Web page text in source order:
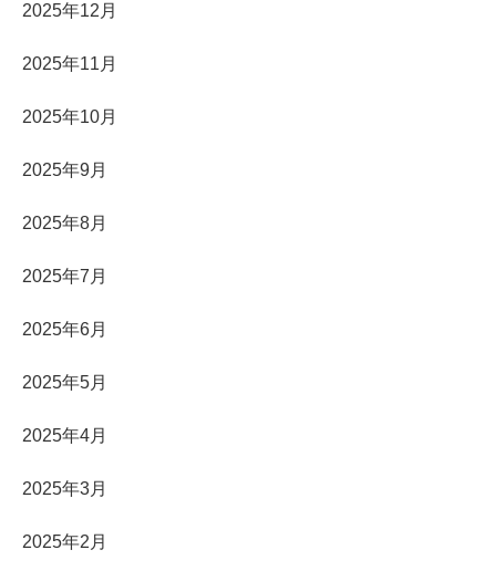
2025年12月
2025年11月
2025年10月
2025年9月
2025年8月
2025年7月
2025年6月
2025年5月
2025年4月
2025年3月
2025年2月